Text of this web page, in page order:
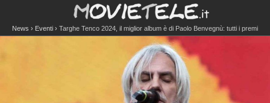
News Eventi Targhe Tenco 2024, il miglior album è di Paolo Benvegnù: tutti i premi